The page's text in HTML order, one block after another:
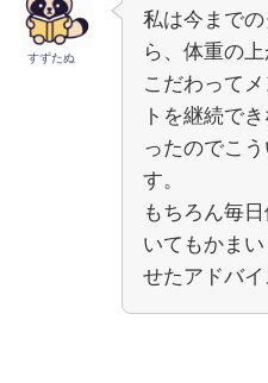
すずたぬ
私は今まで
ら、体重の
こだわって
トを継続で
ったのでこ
す。
もちろん毎
いてもかま
せたアドバイ